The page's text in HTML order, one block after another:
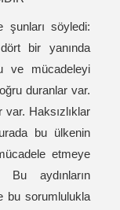
şunları söyledi:
bir yanında
ve mücadeleyi
duranlar var.
var. Haksızlıklar
bu ülkenin
etmeye
aydınların
bu sorumlulukla